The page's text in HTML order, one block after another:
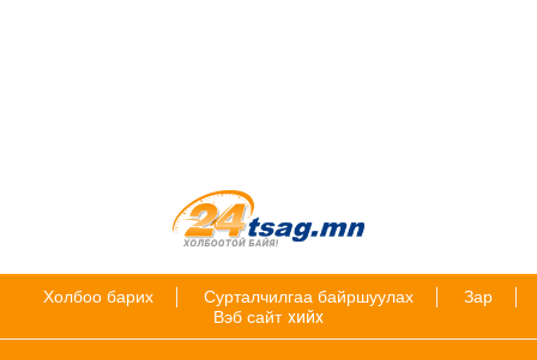
Холбоо барих Сурталчилгаа байршуулах
Зар
Вэб сайт хийх